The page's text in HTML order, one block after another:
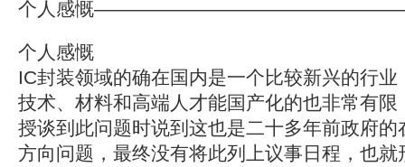
个人感慨
个人感慨
IC封装领域的确在国内是一个比较新兴的行
技术、材料和高端人才能国产化的也非常有
授谈到此问题时说到这也是二十多年前政府
方向问题，最终没有将此列上议事日程，也